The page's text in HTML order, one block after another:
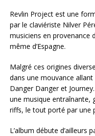
Revlin Project est une
par le claviériste Nilver
musiciens en provenance
même d’Espagne.
Malgré ces origines
dans une mouvance
Danger Danger et
une musique entraînante,
riffs, le tout porté par une
L’album débute d’ailleurs